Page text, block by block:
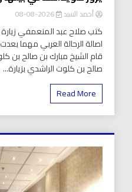
أحمد السيد 2026-08-08
كتب صلاح عبد المنعمفي
اصالة الرحالة العربي مهما
قام الشيخ مبارك بن صالح بن
صالح بن كلوت الراشدي بزيارة...
Read More